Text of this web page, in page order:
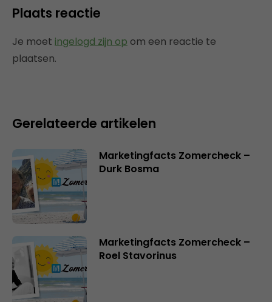
Plaats reactie
Je moet ingelogd zijn op om een reactie te
plaatsen.
Gerelateerde artikelen
Marketingfacts Zomercheck –
Durk Bosma
Marketingfacts Zomercheck –
Roel Stavorinus